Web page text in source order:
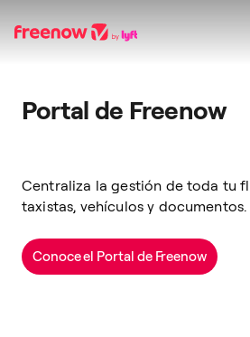
Portal de Freenow
Centraliza la gestión de toda tu
taxistas, vehículos y documentos.
Conoce el Portal de Freenow